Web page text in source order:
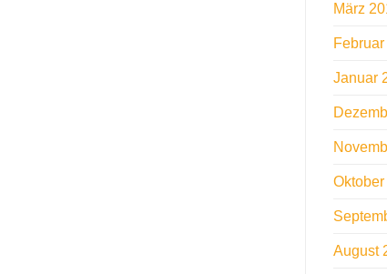
März
Januar
August